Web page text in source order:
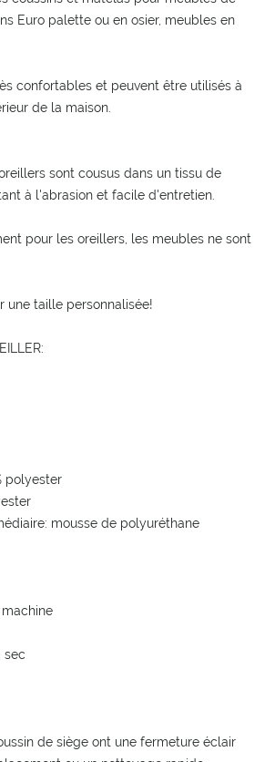
Euro palette ou en osier, meubles en
confortables et peuvent être utilisés à
de la maison.
sont cousus dans un tissu de
à l'abrasion et facile d'entretien.
pour les oreillers, les meubles ne sont
une taille personnalisée!
polyester
mousse de polyuréthane
machine
sec
de siège ont une fermeture éclair